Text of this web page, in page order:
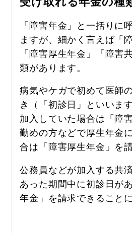
「障害年金」と一括りに
ますが、細かく言えば「
「障害厚生年金」「障害
類があります。
病気やケガで初めて医師
き（「初診日」といいま
加入していた場合は「障
勤めの方などで厚生年金
合は「障害厚生年金」を
公務員などが加入する共
あった期間中に初診日が
年金」を請求できること